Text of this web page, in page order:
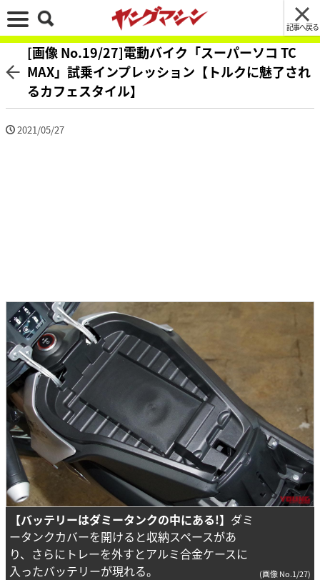
記事へ戻る
[画像 No.19/27]電動バイク「スーパーソコ TC
MAX」試乗インプレッション【トルクに魅了され
るカフェスタイル】
2021/05/27
【バッテリーはダミータンクの中にある!】 ダミ
ータンクカバーを開けると収納スペースがあ
り、さらにトレーを外すとアルミ合金ケースに
入ったバッテリーが現れる。
(画像 No.1/27)